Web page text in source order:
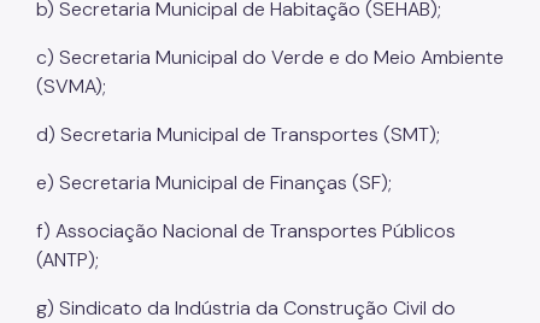
b) Secretaria Municipal de Habitação (SEHAB);
c) Secretaria Municipal do Verde e do Meio Ambiente
(SVMA);
d) Secretaria Municipal de Transportes (SMT);
e) Secretaria Municipal de Finanças (SF);
f) Associação Nacional de Transportes Públicos
(ANTP);
g) Sindicato da Indústria da Construção Civil do